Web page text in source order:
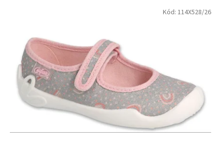
Kód: 114X528/26